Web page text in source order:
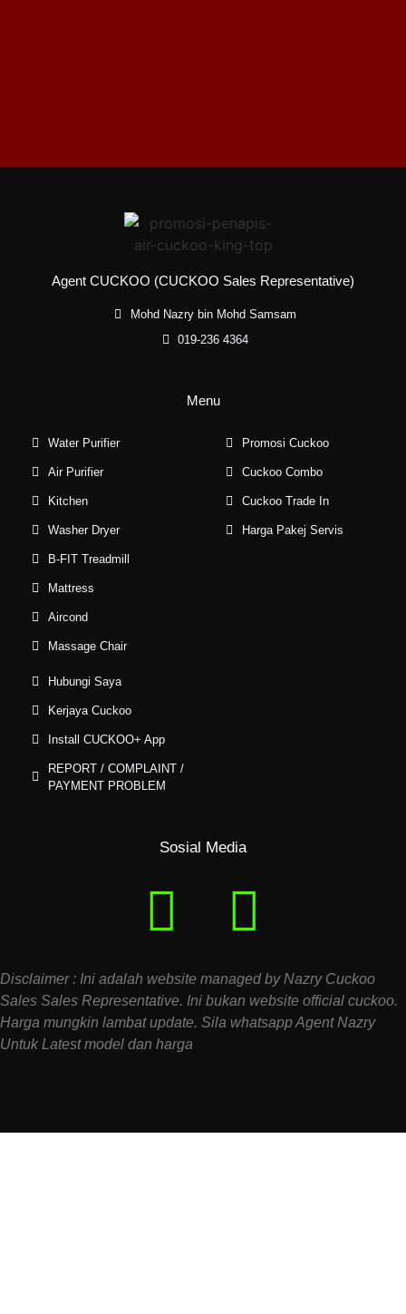
Agent CUCKOO (CUCKOO Sales Representative)
Mohd Nazry bin Mohd Samsam
019-236 4364
Menu
Water Purifier
Air Purifier
Kitchen
Washer Dryer
B-FIT Treadmill
Mattress
Aircond
Massage Chair
Promosi Cuckoo
Cuckoo Combo
Cuckoo Trade In
Harga Pakej Servis
Hubungi Saya
Kerjaya Cuckoo
Install CUCKOO+ App
REPORT / COMPLAINT /
PAYMENT PROBLEM
Sosial Media
Disclaimer : Ini adalah website managed by Nazry Cuckoo
Sales Sales Representative. Ini bukan website official cuckoo.
Harga mungkin lambat update. Sila whatsapp Agent Nazry
Untuk Latest model dan harga